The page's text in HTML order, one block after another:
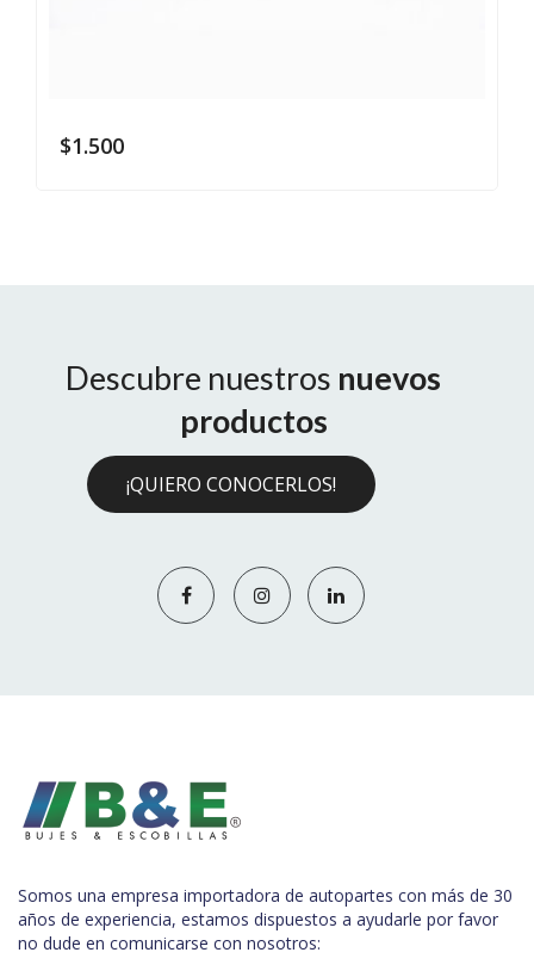
$1.500
Descubre nuestros nuevos
productos
¡QUIERO CONOCERLOS!
Somos una empresa importadora de autopartes con más de 30
años de experiencia, estamos dispuestos a ayudarle por favor
no dude en comunicarse con nosotros: